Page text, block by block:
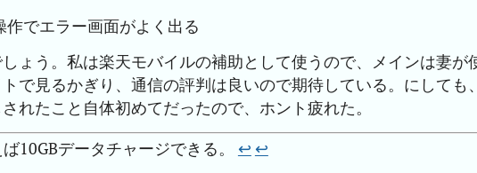
でエラー画面がよく出る
ょう。私は楽天モバイルの補助として使うので、メインは妻が
で見るかぎり、通信の評判は良いので期待している。にしても、
れたこと自体初めてだったので、ホント疲れた。
10GBデータチャージできる。 ↩︎ ↩︎